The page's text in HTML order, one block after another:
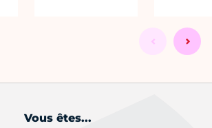
Vous êtes...